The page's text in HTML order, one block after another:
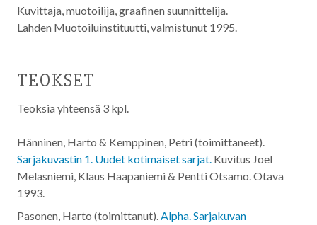
Kuvittaja, muotoilija, graafinen suunnittelija.
Lahden Muotoiluinstituutti, valmistunut 1995.
TEOKSET
Teoksia yhteensä 3 kpl.
Hänninen, Harto & Kemppinen, Petri (toimittaneet).
Sarjakuvastin 1. Uudet kotimaiset sarjat. Kuvitus Joel
Melasniemi, Klaus Haapaniemi & Pentti Otsamo. Otava
1993.
Pasonen, Harto (toimittanut).Alpha. Sarjakuvan